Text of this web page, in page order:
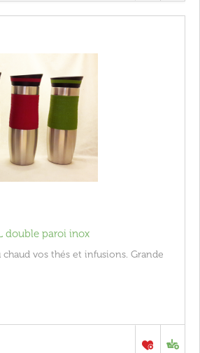
double paroi inox
vos thés et infusions. Grande